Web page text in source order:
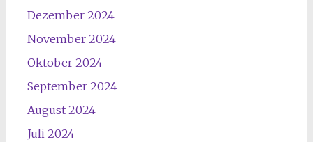
Dezember 2024
November 2024
Oktober 2024
September 2024
August 2024
Juli 2024